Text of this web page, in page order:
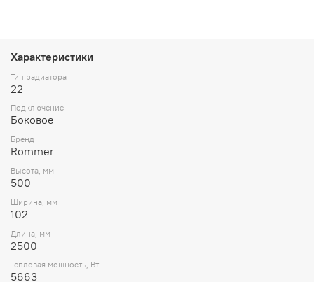
Характеристики
Тип радиатора
22
Подключение
Боковое
Бренд
Rommer
Высота, мм
500
Ширина, мм
102
Длина, мм
2500
Тепловая мощность, Вт
5663